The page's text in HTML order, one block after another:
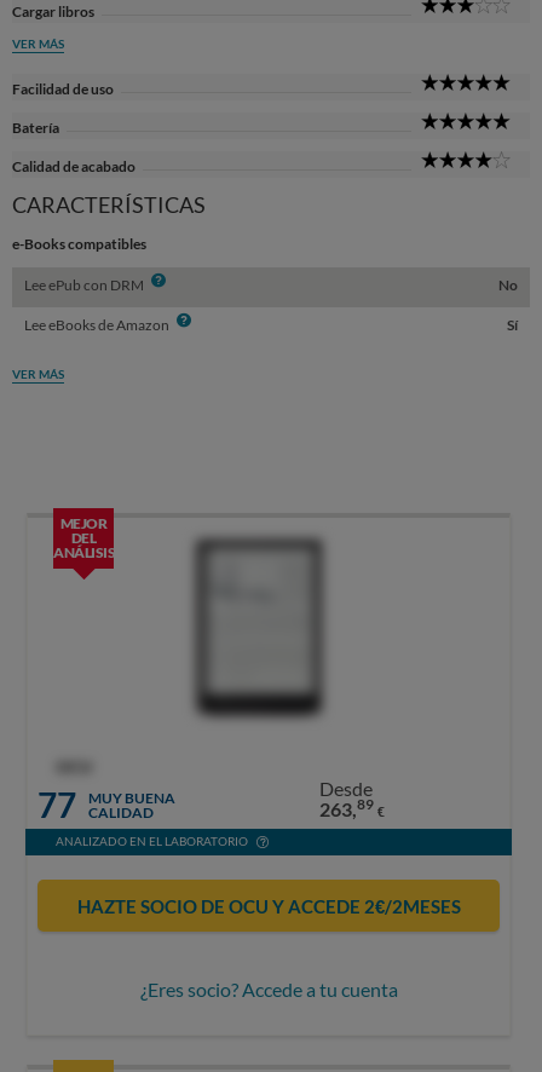
Cargar libros
VER MÁS
Facilidad de uso
Batería
Calidad de acabado
CARACTERÍSTICAS
e-Books compatibles
Lee ePub con DRM Info No
Lee eBooks de Amazon Info Sí
VER MÁS
MEJOR
DEL
ANÁLISIS
77
MUY BUENA
CALIDAD
Desde
263,89 €
ANALIZADO EN EL LABORATORIO
HAZTE SOCIO DE OCU Y ACCEDE 2€/2MESES
¿Eres socio? Accede a tu cuenta